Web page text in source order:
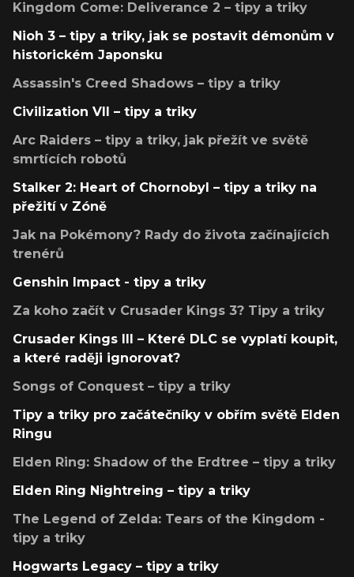
Kingdom Come: Deliverance 2 – tipy a triky
Nioh 3 – tipy a triky, jak se postavit démonům v
historickém Japonsku
Assassin's Creed Shadows – tipy a triky
Civilization VII – tipy a triky
Arc Raiders – tipy a triky, jak přežít ve světě
smrtících robotů
Stalker 2: Heart of Chornobyl – tipy a triky na
přežití v Zóně
Jak na Pokémony? Rady do života začínajících
trenérů
Genshin Impact - tipy a triky
Za koho začít v Crusader Kings 3? Tipy a triky
Crusader Kings III – Které DLC se vyplatí koupit,
a které raději ignorovat?
Songs of Conquest – tipy a triky
Tipy a triky pro začátečníky v obřím světě Elden
Ringu
Elden Ring: Shadow of the Erdtree – tipy a triky
Elden Ring Nightreing – tipy a triky
The Legend of Zelda: Tears of the Kingdom -
tipy a triky
Hogwarts Legacy – tipy a triky